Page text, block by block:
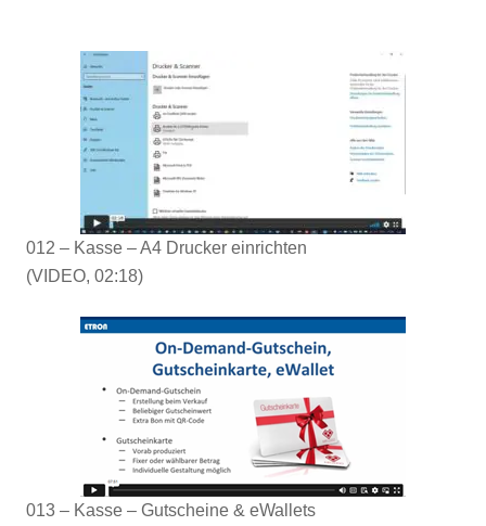
012 – Kasse – A4 Drucker einrichten
(VIDEO, 02:18)
013 – Kasse – Gutscheine & eWallets